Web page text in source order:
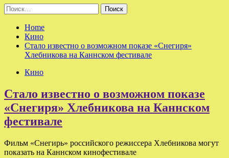
Найти:
Home
Кино
Стало известно о возможном показе «Снегиря»
Хлебникова на Каннском фестивале
Кино
Стало известно о возможном показе
«Снегиря» Хлебникова на Каннском
фестивале
Фильм «Снегирь» российского режиссера Хлебникова могут
показать на Каннском кинофестивале